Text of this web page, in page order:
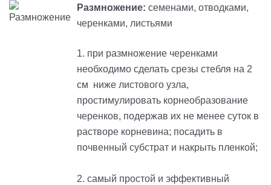
Размножение: семенами, отводками,
черенками, листьями
1. при размножение черенками
необходимо сделать срезы стебля на 2
см ниже листового узла,
простимулировать корнеобразование
черенков, подержав их не менее суток в
растворе корневина; посадить в
почвенный субстрат и накрыть пленкой;
2. самый простой и эффективный